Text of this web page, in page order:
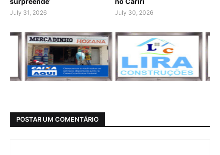
July 31, 2026 July 30, 2026
POSTAR UM COMENTÁRIO